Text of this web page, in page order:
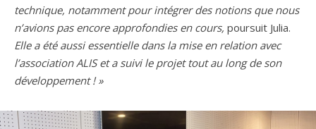
technique, notamment pour intégrer des notions que nous
n’avions pas encore approfondies en cours, poursuit Julia.
Elle a été aussi essentielle dans la mise en relation avec
l’association ALIS et a suivi le projet tout au long de son
développement ! »